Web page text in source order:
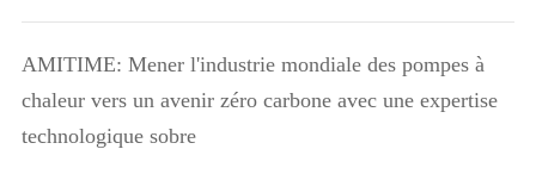
AMITIME: Mener l'industrie mondiale des pompes à
chaleur vers un avenir zéro carbone avec une expertise
technologique sobre